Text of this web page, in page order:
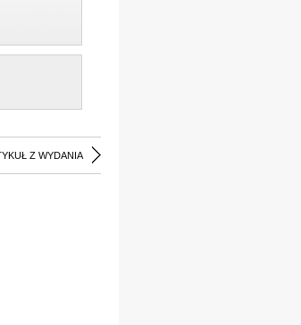
Z WYDANIA